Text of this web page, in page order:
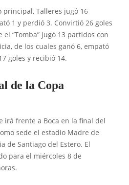
principal, Talleres jugó 16
1 y perdió 3. Convirtió 26 goles
“Tomba” jugó 13 partidos con
de los cuales ganó 6, empató
goles y recibió 14.
de la Copa
irá frente a Boca en la final del
sede el estadio Madre de
de Santiago del Estero. El
para el miércoles 8 de